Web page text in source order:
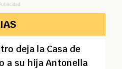
deja la Casa de
a su hija Antonella